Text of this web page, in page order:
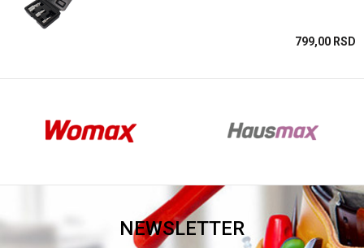
799,00 RSD
NEWSLETTER